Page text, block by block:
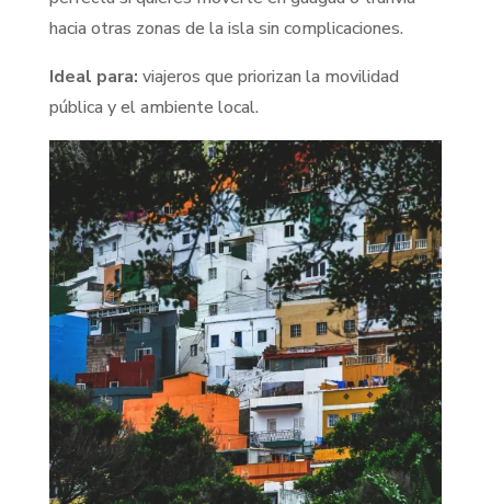
hacia otras zonas de la isla sin complicaciones.
Ideal para: viajeros que priorizan la movilidad
pública y el ambiente local.